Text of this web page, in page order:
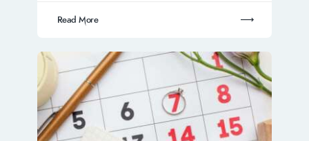
Read More